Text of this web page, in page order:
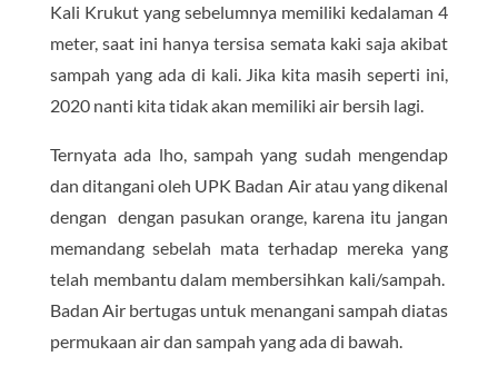
Kali Krukut yang sebelumnya memiliki kedalaman 4
meter, saat ini hanya tersisa semata kaki saja akibat
sampah yang ada di kali. Jika kita masih seperti ini,
2020 nanti kita tidak akan memiliki air bersih lagi.
Ternyata ada lho, sampah yang sudah mengendap
dan ditangani oleh UPK Badan Air atau yang dikenal
dengan dengan pasukan orange, karena itu jangan
memandang sebelah mata terhadap mereka yang
telah membantu dalam membersihkan kali/sampah.
Badan Air bertugas untuk menangani sampah diatas
permukaan air dan sampah yang ada di bawah.